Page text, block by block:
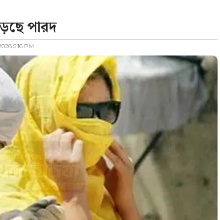
পারদ
5:16 PM